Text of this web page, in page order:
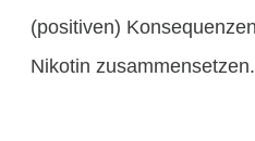
(positiven)
Nikotin zusammensetzen.